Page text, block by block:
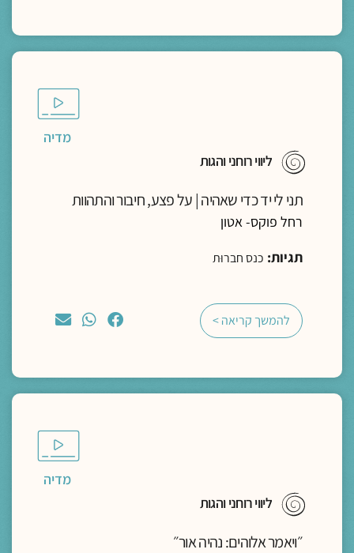
מדיה
ליווי רוחני והגות
תני לי יד כדי שאהיה | על פצע, חיבור והתהוות
רחל פוקס- אטון
תגיות: כנס חברוּת
להמשך קריאה >
מדיה
ליווי רוחני והגות
״ויאמר אלוהים: נהיה אור״